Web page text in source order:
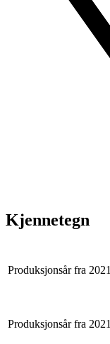
Kjennetegn
Produksjonsår fra 2021
Produksjonsår fra 2021